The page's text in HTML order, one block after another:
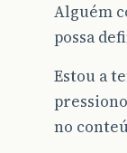
Alguém
possa
Estou a
no